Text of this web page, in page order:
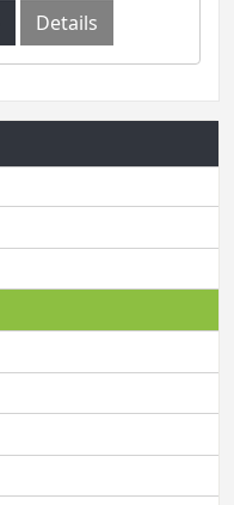
Details